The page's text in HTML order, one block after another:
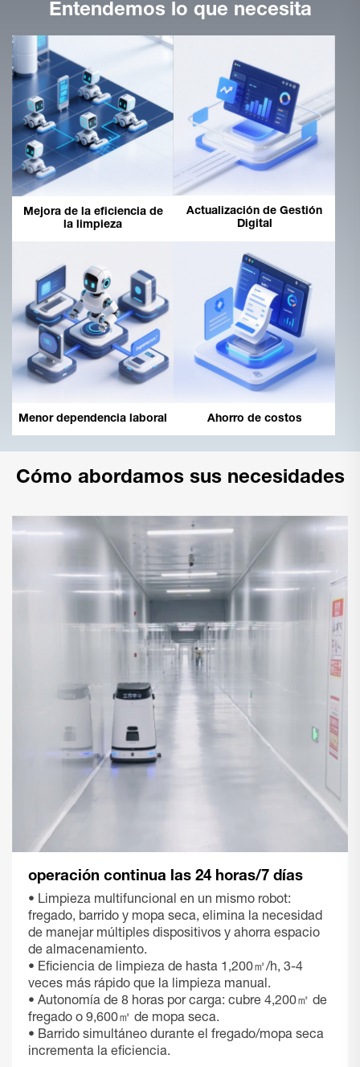
Entendemos lo que necesita
Mejora de la eficiencia de
la limpieza
Actualización de Gestión
Digital
Menor dependencia laboral Ahorro de costos
Cómo abordamos sus necesidades
operación continua las 24 horas/7 días
• Limpieza multifuncional en un mismo robot:
fregado, barrido y mopa seca, elimina la necesidad
de manejar múltiples dispositivos y ahorra espacio
de almacenamiento.
• Eficiencia de limpieza de hasta 1,200㎡/h, 3-4
veces más rápido que la limpieza manual.
• Autonomía de 8 horas por carga: cubre 4,200㎡ de
fregado o 9,600㎡ de mopa seca.
• Barrido simultáneo durante el fregado/mopa seca
incrementa la eficiencia.